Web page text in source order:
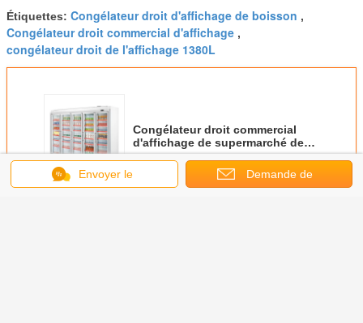
Étiquettes: Congélateur droit d'affichage de boisson ,
Congélateur droit commercial d'affichage ,
congélateur droit de l'affichage 1380L
Congélateur droit commercial
d'affichage de supermarché de
boisson
Envoyer le Demande de